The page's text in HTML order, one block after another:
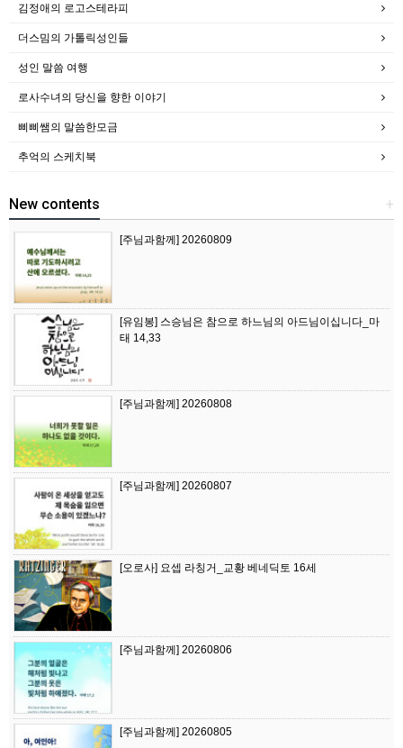
김정애의 로고스테라피
더스밈의 가톨릭성인들
성인 말씀 여행
로사수녀의 당신을 향한 이야기
삐삐쌤의 말씀한모금
추억의 스케치북
+
New contents
[주님과함께] 20260809
[유임봉] 스승님은 참으로 하느님의 아드님이십니다_마
태 14,33
[주님과함께] 20260808
[주님과함께] 20260807
[오로사] 요셉 라칭거_교황 베네딕토 16세
[주님과함께] 20260806
[주님과함께] 20260805